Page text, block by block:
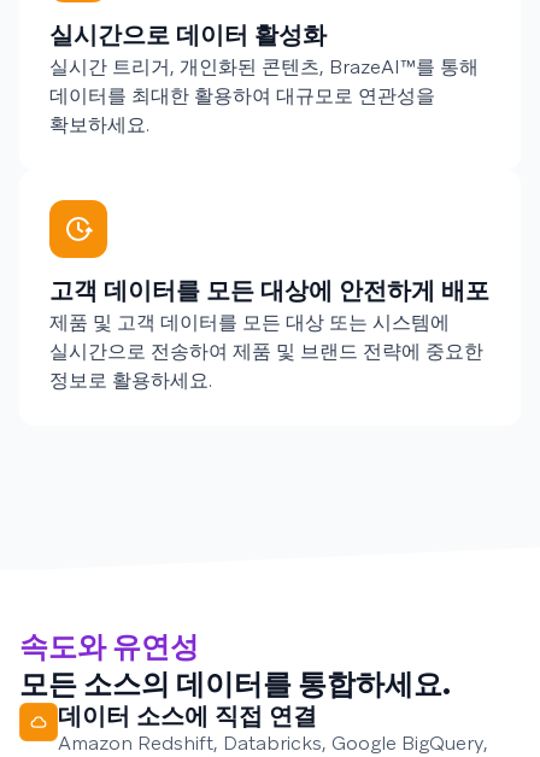
실시간으로 데이터 활성화
실시간 트리거, 개인화된 콘텐츠, BrazeAI™를 통해
데이터를 최대한 활용하여 대규모로 연관성을
확보하세요.
고객 데이터를 모든 대상에 안전하게 배포
제품 및 고객 데이터를 모든 대상 또는 시스템에
실시간으로 전송하여 제품 및 브랜드 전략에 중요한
정보로 활용하세요.
속도와 유연성
모든 소스의 데이터를 통합하세요.
데이터 소스에 직접 연결
Amazon Redshift, Databricks, Google BigQuery,